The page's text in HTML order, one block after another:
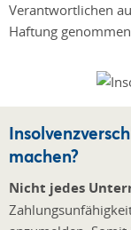
Verantwortlichen
Haftung
machen?
Nicht jedes